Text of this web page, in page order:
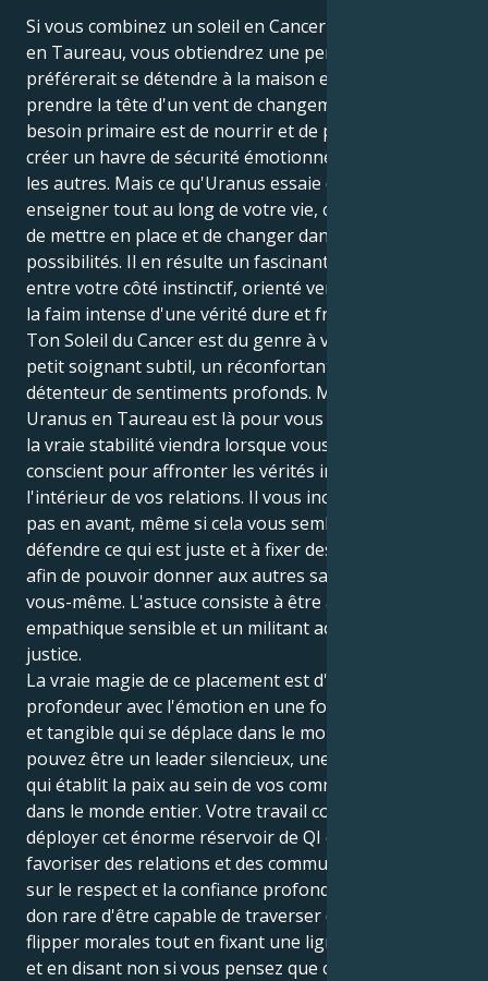
Si vous combinez un soleil en Cancer et un Uranus
en Taureau, vous obtiendrez une personne qui
préférerait se détendre à la maison et qui devra
prendre la tête d'un vent de changement. Votre
besoin primaire est de nourrir et de protéger, de
créer un havre de sécurité émotionnelle pour tous
les autres. Mais ce qu'Uranus essaie de vous
enseigner tout au long de votre vie, c'est d'équilibrer,
de mettre en place et de changer dans ce domaine de
possibilités. Il en résulte un fascinant bras de fer
entre votre côté instinctif, orienté vers l'attention, et
la faim intense d'une vérité dure et froide.
Ton Soleil du Cancer est du genre à vouloir être un
petit soignant subtil, un réconfortant et un
détenteur de sentiments profonds. Mais votre
Uranus en Taureau est là pour vous faire savoir que
la vraie stabilité viendra lorsque vous ferez un effort
conscient pour affronter les vérités inconfortables à
l'intérieur de vos relations. Il vous incite à faire un
pas en avant, même si cela vous semble gênant, à
défendre ce qui est juste et à fixer des limites claires
afin de pouvoir donner aux autres sans vous perdre
vous-même. L'astuce consiste à être à la fois un
empathique sensible et un militant acharné de la
justice.
La vraie magie de ce placement est d'alchimiser cette
profondeur avec l'émotion en une force structurée
et tangible qui se déplace dans le monde. Vous
pouvez être un leader silencieux, une voix influente
qui établit la paix au sein de vos communautés et
dans le monde entier. Votre travail consiste à
déployer cet énorme réservoir de QI émotionnel et à
favoriser des relations et des communautés fondées
sur le respect et la confiance profonde. Vous avez le
don rare d'être capable de traverser des tables de
flipper morales tout en fixant une ligne dans le sable
et en disant non si vous pensez que c'est juste.